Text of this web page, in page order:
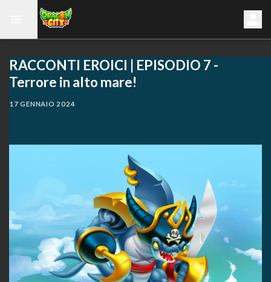
RACCONTI EROICI | EPISODIO 7 -
Terrore in alto mare!
17 GENNAIO 2024